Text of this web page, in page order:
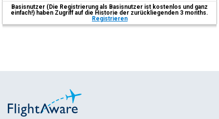
Basisnutzer (Die Registrierung als Basisnutzer ist kostenlos und ganz
einfach!) haben Zugriff auf die Historie der zurückliegenden 3 months.
Registrieren